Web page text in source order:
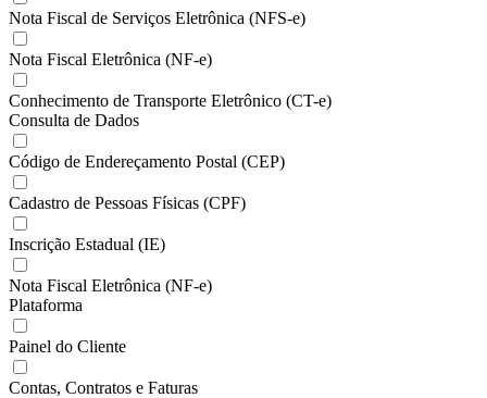
Nota Fiscal de Serviços Eletrônica (NFS-e)
Nota Fiscal Eletrônica (NF-e)
Conhecimento de Transporte Eletrônico (CT-e)
Consulta de Dados
Código de Endereçamento Postal (CEP)
Cadastro de Pessoas Físicas (CPF)
Inscrição Estadual (IE)
Nota Fiscal Eletrônica (NF-e)
Plataforma
Painel do Cliente
Contas, Contratos e Faturas